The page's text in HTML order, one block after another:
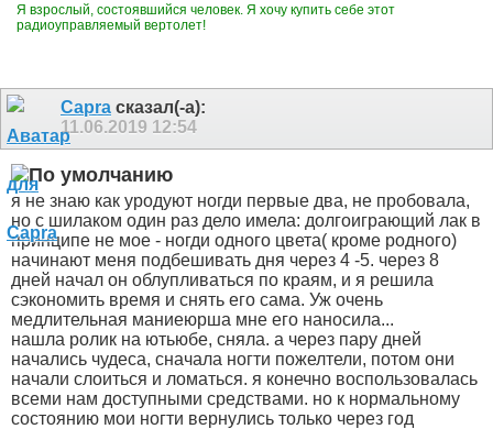
Я взрослый, состоявшийся человек. Я хочу купить себе этот
радиоуправляемый вертолет!
Capra сказал(-а):
11.06.2019 12:54
я не знаю как уродуют ногди первые два, не пробовала,
но с шилаком один раз дело имела: долгоиграющий лак в
принципе не мое - ногди одного цвета( кроме родного)
начинают меня подбешивать дня через 4 -5. через 8
дней начал он облупливаться по краям, и я решила
сэкономить время и снять его сама. Уж очень
медлительная маниеюрша мне его наносила...
нашла ролик на ютьюбе, сняла. а через пару дней
начались чудеса, сначала ногти пожелтели, потом они
начали слоиться и ломаться. я конечно воспользовалась
всеми нам доступными средствами. но к нормальному
состоянию мои ногти вернулись только через год